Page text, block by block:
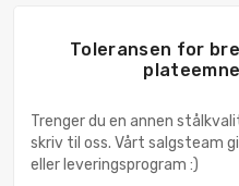
Toleransen for
Trenger du en annen
skriv til oss. Vårt salgsteam
eller leveringsprogram :)